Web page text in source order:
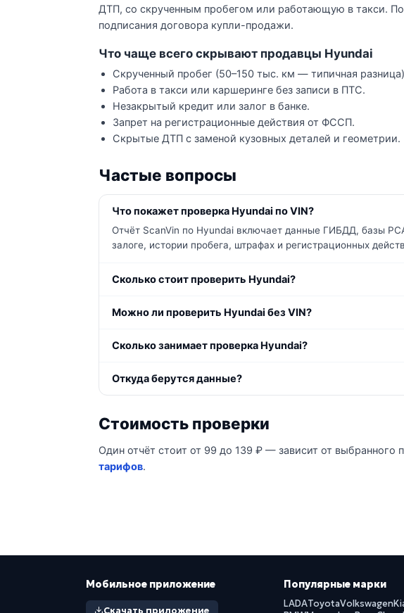
ДТП, со скрученным пробегом или работающую в такси.
подписания договора купли-продажи.
Что чаще всего скрывают продавцы Hyundai
Скрученный пробег (50–150 тыс. км — типичная
Работа в такси или каршеринге без записи в ПТС.
Незакрытый кредит или залог в банке.
Запрет на регистрационные действия от ФССП.
Скрытые ДТП с заменой кузовных деталей и геометрии.
Частые вопросы
Что покажет проверка Hyundai по VIN?
Отчёт ScanVin по Hyundai включает данные ГИБДД, базы
залоге, истории пробега, штрафах и регистрационных
Сколько стоит проверить Hyundai?
Можно ли проверить Hyundai без VIN?
Сколько занимает проверка Hyundai?
Откуда берутся данные?
Стоимость проверки
Один отчёт стоит от 99 до 139 ₽ — зависит от
тарифов.
Мобильное приложение
Скачать приложение
Популярные марки
LADAToyotaVolkswagen